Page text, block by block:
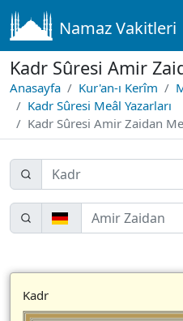
Namaz Vakitleri
Kadr Sûresi Amir
Anasayfa Kur'an-ı Kerîm
Kadr Sûresi Meâl Yazarları
Kadr Sûresi Amir Zaidan
Kadr